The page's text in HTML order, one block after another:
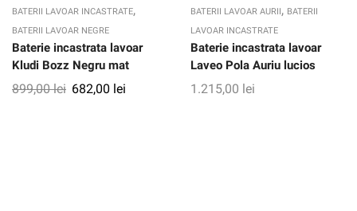
BATERII LAVOAR INCASTRATE,
BATERII LAVOAR NEGRE
Baterie incastrata lavoar
Kludi Bozz Negru mat
899,00lei 682,00 lei
BATERII LAVOAR AURII , BATERII
LAVOAR INCASTRATE
Baterie incastrata lavoar
Laveo Pola Auriu lucios
1.215,00 lei